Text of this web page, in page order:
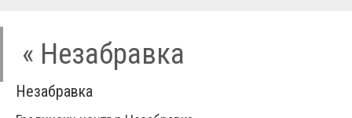
« Незабравка
Незабравка